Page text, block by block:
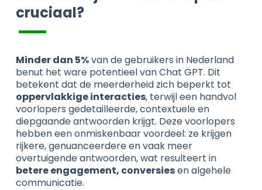
cruciaal?
Minder dan 5%van de gebruikers in Nederland
benut het ware potentieel van Chat GPT. Dit
betekent dat de meerderheid zich beperkt tot
oppervlakkige interacties, terwijl een handvol
voorlopers gedetailleerde, contextuele en
diepgaande antwoorden krijgt. Deze voorlopers
hebben een onmiskenbaar voordeel: ze krijgen
rijkere, genuanceerdere en vaak meer
overtuigende antwoorden, wat resulteert in
betere engagement, conversiesen algehele
communicatie.